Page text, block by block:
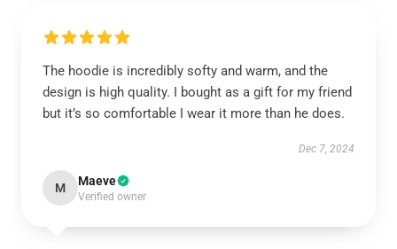
The hoodie is incredibly softy and warm, and the
design is high quality. I bought as a gift for my friend
but it’s so comfortable I wear it more than he does.
Dec 7, 2024
M Maeve
Verified owner